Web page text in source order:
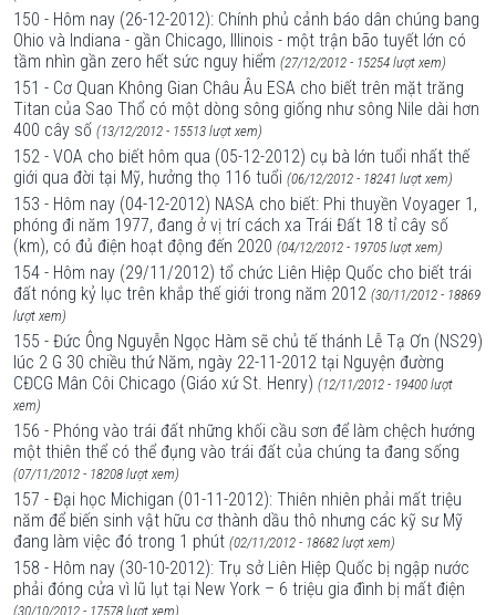
150 - Hôm nay (26-12-2012): Chính phủ cảnh báo dân chúng bang
Ohio và Indiana - gần Chicago, Illinois - một trận bão tuyết lớn có
tầm nhìn gần zero hết sức nguy hiểm (27/12/2012 - 15254 lượt xem)
151 - Cơ Quan Không Gian Châu Âu ESA cho biết trên mặt trăng
Titan của Sao Thổ có một dòng sông giống như sông Nile dài hơn
400 cây số (13/12/2012 - 15513 lượt xem)
152 - VOA cho biết hôm qua (05-12-2012) cụ bà lớn tuổi nhất thế
giới qua đời tại Mỹ, hưởng thọ 116 tuổi (06/12/2012 - 18241 lượt xem)
153 - Hôm nay (04-12-2012) NASA cho biết: Phi thuyền Voyager 1,
phóng đi năm 1977, đang ở vị trí cách xa Trái Đất 18 tỉ cây số
(km), có đủ điện hoạt động đến 2020 (04/12/2012 - 19705 lượt xem)
154 - Hôm nay (29/11/2012) tổ chức Liên Hiệp Quốc cho biết trái
đất nóng kỷ lục trên khắp thế giới trong năm 2012 (30/11/2012 - 18869
lượt xem)
155 - Đức Ông Nguyễn Ngọc Hàm sẽ chủ tế thánh Lễ Tạ Ơn (NS29)
lúc 2 G 30 chiều thứ Năm, ngày 22-11-2012 tại Nguyện đường
CĐCG Mân Côi Chicago (Giáo xứ St. Henry) (12/11/2012 - 19400 lượt
xem)
156 - Phóng vào trái đất những khối cầu sơn để làm chệch hướng
một thiên thể có thể đụng vào trái đất của chúng ta đang sống
(07/11/2012 - 18208 lượt xem)
157 - Đại học Michigan (01-11-2012): Thiên nhiên phải mất triệu
năm để biến sinh vật hữu cơ thành dầu thô nhưng các kỹ sư Mỹ
đang làm việc đó trong 1 phút (02/11/2012 - 18682 lượt xem)
158 - Hôm nay (30-10-2012): Trụ sở Liên Hiệp Quốc bị ngập nước
phải đóng cửa vì lũ lụt tại New York – 6 triệu gia đình bị mất điện
(30/10/2012 - 17578 lượt xem)